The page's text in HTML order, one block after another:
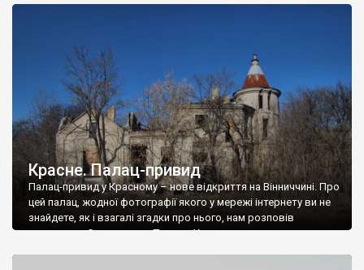
Красне. Палац-привид
Палац-привид у Красному – нове відкриття на Вінниччині. Про
цей палац, жодної фотографії якого у мережі інтернету ви не
знайдете, як і взагалі згадки про нього, нам розповів
мешканець Самгородка. Палац у Красному вразив не лише